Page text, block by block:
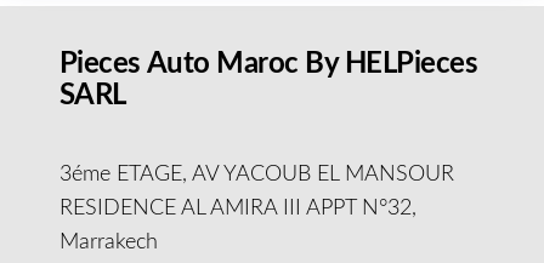
Pieces Auto Maroc By HELPieces
SARL
3éme ETAGE, AV YACOUB EL MANSOUR
RESIDENCE AL AMIRA III APPT N°32,
Marrakech